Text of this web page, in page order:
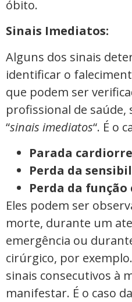
óbito.
Sinais Imediatos:
Alguns dos sinais
identificar o
que podem ser
profissional de saúde,
“sinais imediatos“. É o
Parada
Perda da
Perda da função
Eles podem ser
morte, durante um
emergência ou
cirúrgico, por
sinais consecutivos à
manifestar. É o caso